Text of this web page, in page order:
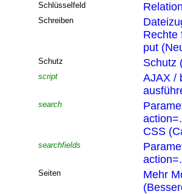
Schlüsselfeld Relation
Schreiben
Rechte
put
Schutz Schutz
script
AJAX /
search
CSS
searchfields
Seiten
Mehr